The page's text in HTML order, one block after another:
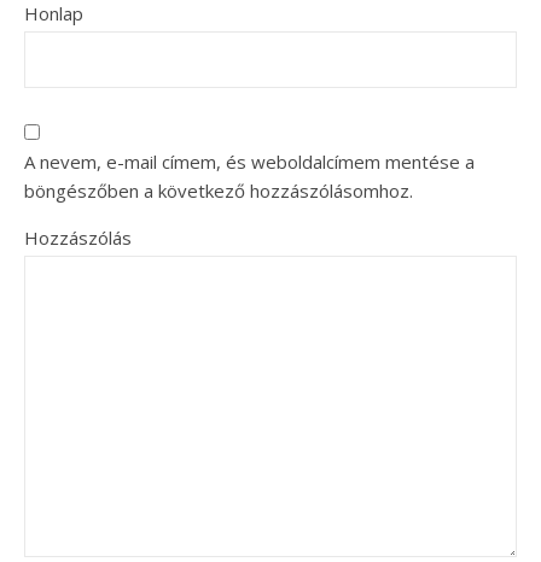
Honlap
A nevem, e-mail címem, és weboldalcímem mentése a
böngészőben a következő hozzászólásomhoz.
Hozzászólás